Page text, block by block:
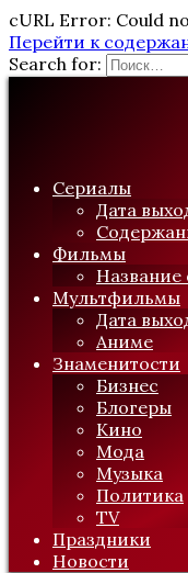
cURL Error: Could
Перейти к
Search for:
Сериалы
Дата
Фильмы
Мультфильмы
Дата
Аниме
Знаменитости
Бизнес
Блогеры
Кино
Мода
Музыка
Политика
TV
Праздники
Новости